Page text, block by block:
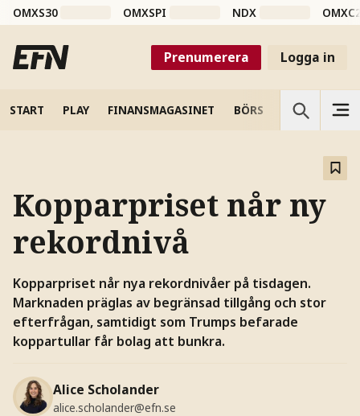
OMXS30 OMXSPI NDX
Prenumerera Logga in
START PLAY FINANSMAGASINET BÖRS VETENSKAP
Kopparpriset når ny
rekordnivå
Kopparpriset når nya rekordnivåer på tisdagen.
Marknaden präglas av begränsad tillgång och stor
efterfrågan, samtidigt som Trumps befarade
koppartullar får bolag att bunkra.
Alice Scholander
alice.scholander@efn.se